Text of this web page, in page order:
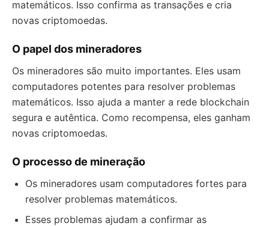
matemáticos. Isso confirma as transações e cria
novas criptomoedas.
O papel dos mineradores
Os mineradores são muito importantes. Eles usam
computadores potentes para resolver problemas
matemáticos. Isso ajuda a manter a rede blockchain
segura e autêntica. Como recompensa, eles ganham
novas criptomoedas.
O processo de mineração
Os mineradores usam computadores fortes para
resolver problemas matemáticos.
Esses problemas ajudam a confirmar as